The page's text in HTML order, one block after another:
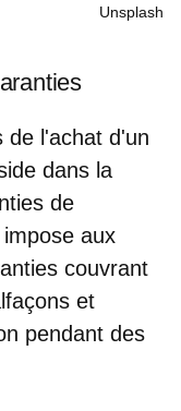
Unsplash
de l'achat d'un
dans la
de
aux
couvrant
et
pendant des